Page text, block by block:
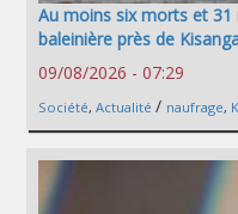
Au moins six morts et 31
baleinière près de
09/08/2026 - 07:29
Société, Actualité / naufrage,